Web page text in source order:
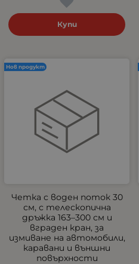
Купи
Четка с воден поток 30
см, с телескопична
дръжка 163–300 см и
вграден кран, за
измиване на автомобили,
каравани и външни
повърхности
Нов продукт